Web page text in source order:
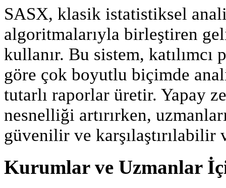
SASX, klasik istatistiksel
algoritmalarıyla birleştiren
kullanır. Bu sistem, katılımcı
göre çok boyutlu biçimde
tutarlı raporlar üretir. Yapay
nesnelliği artırırken,
güvenilir ve karşılaştırılabilir
Kurumlar ve Uzmanlar